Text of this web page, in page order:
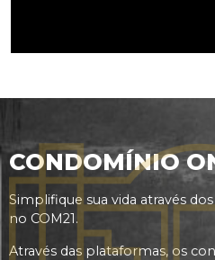
CONDOMÍNIO
Simplifique sua vida através
no COM21.
Através das plataformas, os